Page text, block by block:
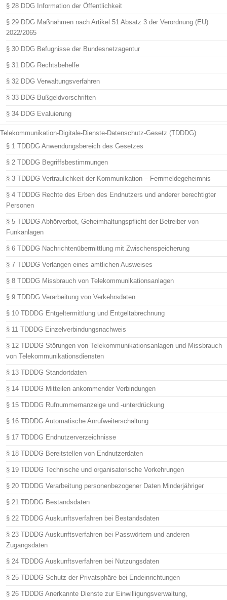
§ 28 DDG Information der Öffentlichkeit
§ 29 DDG Maßnahmen nach Artikel 51 Absatz 3 der Verordnung (EU)
2022/2065
§ 30 DDG Befugnisse der Bundesnetzagentur
§ 31 DDG Rechtsbehelfe
§ 32 DDG Verwaltungsverfahren
§ 33 DDG Bußgeldvorschriften
§ 34 DDG Evaluierung
Telekommunikation-Digitale-Dienste-Datenschutz-Gesetz (TDDDG)
§ 1 TDDDG Anwendungsbereich des Gesetzes
§ 2 TDDDG Begriffsbestimmungen
§ 3 TDDDG Vertraulichkeit der Kommunikation – Fernmeldegeheimnis
§ 4 TDDDG Rechte des Erben des Endnutzers und anderer berechtigter
Personen
§ 5 TDDDG Abhörverbot, Geheimhaltungspflicht der Betreiber von
Funkanlagen
§ 6 TDDDG Nachrichtenübermittlung mit Zwischenspeicherung
§ 7 TDDDG Verlangen eines amtlichen Ausweises
§ 8 TDDDG Missbrauch von Telekommunikationsanlagen
§ 9 TDDDG Verarbeitung von Verkehrsdaten
§ 10 TDDDG Entgeltermittlung und Entgeltabrechnung
§ 11 TDDDG Einzelverbindungsnachweis
§ 12 TDDDG Störungen von Telekommunikationsanlagen und Missbrauch
von Telekommunikationsdiensten
§ 13 TDDDG Standortdaten
§ 14 TDDDG Mitteilen ankommender Verbindungen
§ 15 TDDDG Rufnummernanzeige und -unterdrückung
§ 16 TDDDG Automatische Anrufweiterschaltung
§ 17 TDDDG Endnutzerverzeichnisse
§ 18 TDDDG Bereitstellen von Endnutzerdaten
§ 19 TDDDG Technische und organisatorische Vorkehrungen
§ 20 TDDDG Verarbeitung personenbezogener Daten Minderjähriger
§ 21 TDDDG Bestandsdaten
§ 22 TDDDG Auskunftsverfahren bei Bestandsdaten
§ 23 TDDDG Auskunftsverfahren bei Passwörtern und anderen
Zugangsdaten
§ 24 TDDDG Auskunftsverfahren bei Nutzungsdaten
§ 25 TDDDG Schutz der Privatsphäre bei Endeinrichtungen
§ 26 TDDDG Anerkannte Dienste zur Einwilligungsverwaltung,